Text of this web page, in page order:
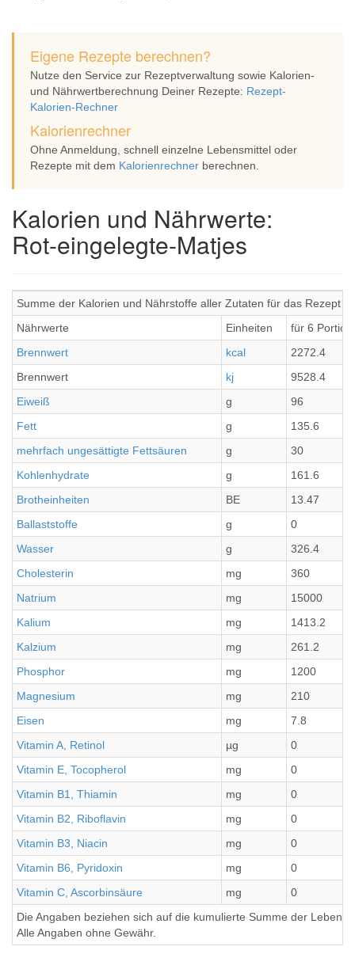
Eigene Rezepte berechnen?
Nutze den Service zur Rezeptverwaltung sowie Kalorien-
und Nährwertberechnung Deiner Rezepte: Rezept-
Kalorien-Rechner
Kalorienrechner
Ohne Anmeldung, schnell einzelne Lebensmittel oder
Rezepte mit dem Kalorienrechner berechnen.
Kalorien und Nährwerte:
Rot-eingelegte-Matjes
Summe der Kalorien und Nährstoffe aller Zutaten für das Rezept
Nährwerte
Einheiten
für 6
Brennwert
kcal
2272.4
Brennwert
kj
9528.4
Eiweiß
g
96
Fett
g
135.6
mehrfach ungesättigte Fettsäuren
g
30
Kohlenhydrate
g
161.6
Brotheinheiten
BE
13.47
Ballaststoffe
g
0
Wasser
g
326.4
Cholesterin
mg
360
Natrium
mg
15000
Kalium
mg
1413.2
Kalzium
mg
261.2
Phosphor
mg
1200
Magnesium
mg
210
Eisen
mg
7.8
Vitamin A, Retinol
µg
0
Vitamin E, Tocopherol
mg
0
Vitamin B1, Thiamin
mg
0
Vitamin B2, Riboflavin
mg
0
Vitamin B3, Niacin
mg
0
Vitamin B6, Pyridoxin
mg
0
Vitamin C, Ascorbinsäure
mg
0
Die Angaben beziehen sich auf die kumulierte Summe der
Alle Angaben ohne Gewähr.